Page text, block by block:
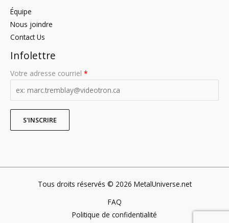
Équipe
Nous joindre
Contact Us
Infolettre
Votre adresse courriel *
Tous droits réservés © 2026 MetalUniverse.net
FAQ
Politique de confidentialité